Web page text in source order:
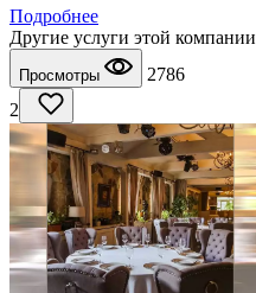
Подробнее
Другие услуги этой компании
Просмотры
2786
2